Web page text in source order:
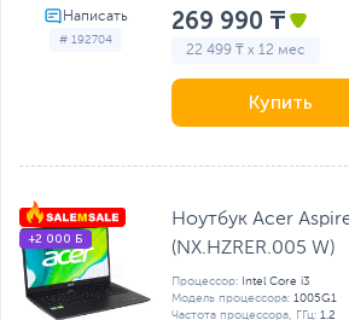
# 192704
269 990 ₸
22 499 ₸ x 12 мес
Купить
+2 000 Б
Ноутбук Acer
(NX.HZRER.005 W)
Процессор: Intel Core i3
Модель процессора: 1005G1
Частота процессора, ГГц: 1.2